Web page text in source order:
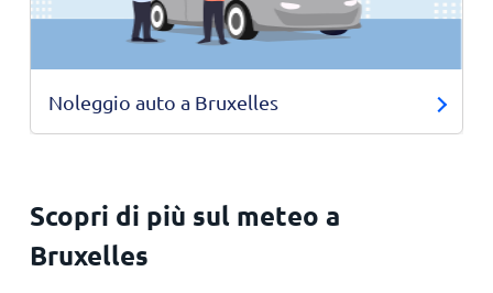
Noleggio auto a Bruxelles
Scopri di più sul meteo a
Bruxelles